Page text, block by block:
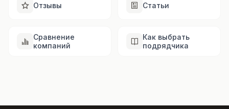
Отзывы Статьи
Сравнение
компаний
Как выбрать
подрядчика